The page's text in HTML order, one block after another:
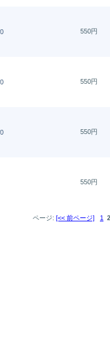
550円
550円
550円
550円
ページ: [<< 前ページ] 1 2